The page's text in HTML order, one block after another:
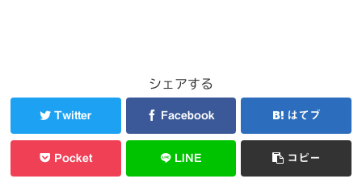
シェアする
Twitter Facebook はてブ
Pocket LINE コピー